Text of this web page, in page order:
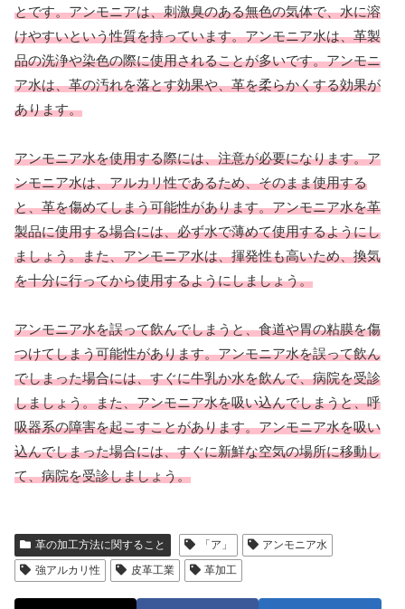
とです。アンモニアは、刺激臭のある無色の気体で、水に溶
けやすいという性質を持っています。アンモニア水は、革製
品の洗浄や染色の際に使用されることが多いです。アンモニ
ア水は、革の汚れを落とす効果や、革を柔らかくする効果が
あります。
アンモニア水を使用する際には、注意が必要になります。ア
ンモニア水は、アルカリ性であるため、そのまま使用する
と、革を傷めてしまう可能性があります。アンモニア水を革
製品に使用する場合には、必ず水で薄めて使用するようにし
ましょう。また、アンモニア水は、揮発性も高いため、換気
を十分に行ってから使用するようにしましょう。
アンモニア水を誤って飲んでしまうと、食道や胃の粘膜を傷
つけてしまう可能性があります。アンモニア水を誤って飲ん
でしまった場合には、すぐに牛乳か水を飲んで、病院を受診
しましょう。また、アンモニア水を吸い込んでしまうと、呼
吸器系の障害を起こすことがあります。アンモニア水を吸い
込んでしまった場合には、すぐに新鮮な空気の場所に移動し
て、病院を受診しましょう。
革の加工方法に関すること 「ア」
アンモニア水
強アルカリ性
皮革工業 革加工